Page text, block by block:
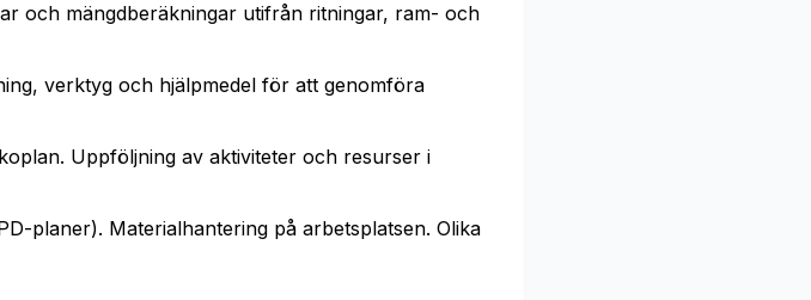
och mängdberäkningar utifrån ritningar, ram- och
verktyg och hjälpmedel för att genomföra
Uppföljning av aktiviteter och resurser i
planer). Materialhantering på arbetsplatsen. Olika